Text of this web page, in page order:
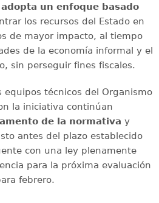
un enfoque basado
los recursos del Estado en
de mayor impacto, al tiempo
de la economía informal y el
sin perseguir fines fiscales.
equipos técnicos del Organismo
la iniciativa continúan
de la normativa y
antes del plazo establecido
con una ley plenamente
para la próxima evaluación
febrero.